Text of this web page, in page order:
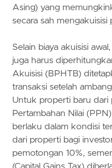
Asing) yang
secara sah mengakuisisi
Selain biaya akuisisi
juga harus
Akuisisi (BPHTB)
transaksi setelah
Untuk properti baru dari
Pertambahan Nilai
berlaku dalam kondisi
dari properti bagi
pemotongan 10%,